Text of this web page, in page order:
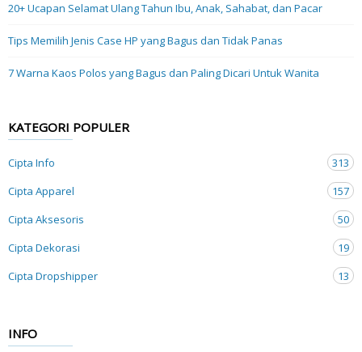
20+ Ucapan Selamat Ulang Tahun Ibu, Anak, Sahabat, dan Pacar
Tips Memilih Jenis Case HP yang Bagus dan Tidak Panas
7 Warna Kaos Polos yang Bagus dan Paling Dicari Untuk Wanita
KATEGORI POPULER
Cipta Info
313
Cipta Apparel
157
Cipta Aksesoris
50
Cipta Dekorasi
19
Cipta Dropshipper
13
INFO